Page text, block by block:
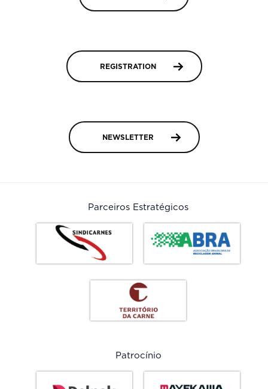
REGISTRATION
NEWSLETTER
Parceiros Estratégicos
Patrocínio